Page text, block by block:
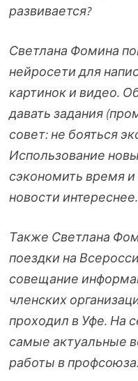
развивается?
Светлана Фомина
нейросети для
картинок и видео.
давать задания
совет: не бояться
Использование
сэкономить время
новости интереснее.
Также Светлана
поездки на
совещание
членских
проходил в Уфе. На
самые актуальные
работы в